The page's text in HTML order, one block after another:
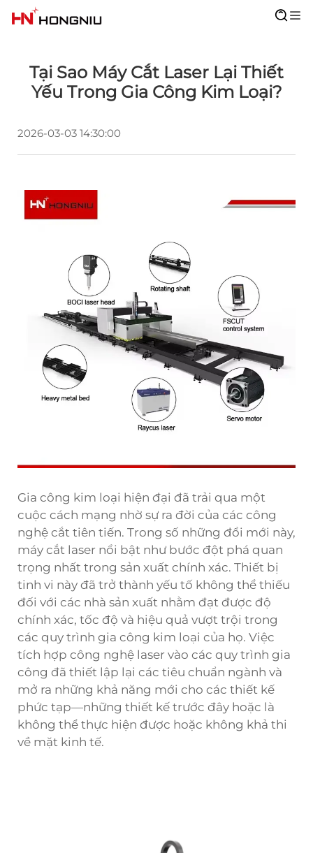
Tại Sao Máy Cắt Laser Lại Thiết
Yếu Trong Gia Công Kim Loại?
2026-03-03 14:30:00
Gia công kim loại hiện đại đã trải qua một
cuộc cách mạng nhờ sự ra đời của các công
nghệ cắt tiên tiến. Trong số những đổi mới này,
máy cắt laser nổi bật như bước đột phá quan
trọng nhất trong sản xuất chính xác. Thiết bị
tinh vi này đã trở thành yếu tố không thể thiếu
đối với các nhà sản xuất nhằm đạt được độ
chính xác, tốc độ và hiệu quả vượt trội trong
các quy trình gia công kim loại của họ. Việc
tích hợp công nghệ laser vào các quy trình gia
công đã thiết lập lại các tiêu chuẩn ngành và
mở ra những khả năng mới cho các thiết kế
phức tạp—những thiết kế trước đây hoặc là
không thể thực hiện được hoặc không khả thi
về mặt kinh tế.